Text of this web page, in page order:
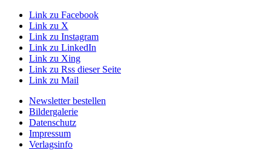
Link zu Facebook
Link zu X
Link zu Instagram
Link zu LinkedIn
Link zu Xing
Link zu Rss dieser Seite
Link zu Mail
Newsletter bestellen
Bildergalerie
Datenschutz
Impressum
Verlagsinfo